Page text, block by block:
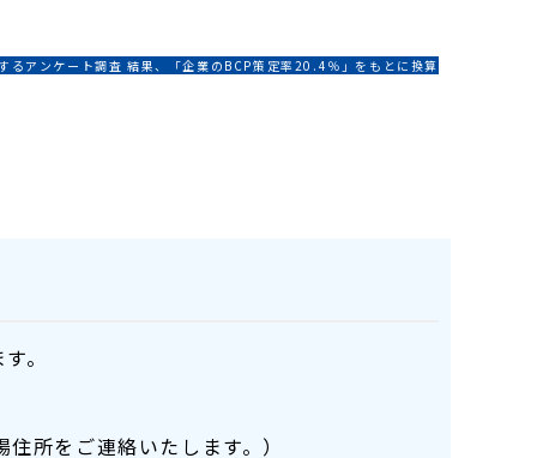
アンケート調査 結果、「企業のBCP策定率20.4％」をもとに換算
。
所をご連絡いたします。）